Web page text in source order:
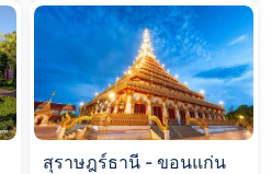
สุราษฎร์ธานี - ขอนแก่น